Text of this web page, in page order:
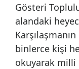
Gösteri
alandaki
binlerce kişi
okuyarak milli